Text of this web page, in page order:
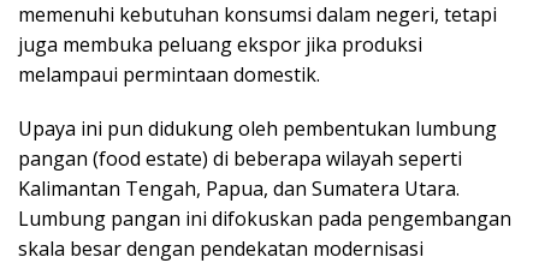
memenuhi kebutuhan konsumsi dalam negeri, tetapi
juga membuka peluang ekspor jika produksi
melampaui permintaan domestik.
Upaya ini pun didukung oleh pembentukan lumbung
pangan (food estate) di beberapa wilayah seperti
Kalimantan Tengah, Papua, dan Sumatera Utara.
Lumbung pangan ini difokuskan pada pengembangan
skala besar dengan pendekatan modernisasi